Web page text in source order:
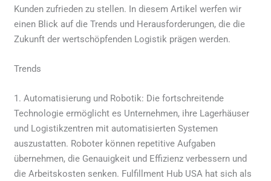
Kunden zufrieden zu stellen. In diesem Artikel werfen wir
einen Blick auf die Trends und Herausforderungen, die die
Zukunft der wertschöpfenden Logistik prägen werden.
Trends
1. Automatisierung und Robotik: Die fortschreitende
Technologie ermöglicht es Unternehmen, ihre Lagerhäuser
und Logistikzentren mit automatisierten Systemen
auszustatten. Roboter können repetitive Aufgaben
übernehmen, die Genauigkeit und Effizienz verbessern und
die Arbeitskosten senken. Fulfillment Hub USA hat sich als